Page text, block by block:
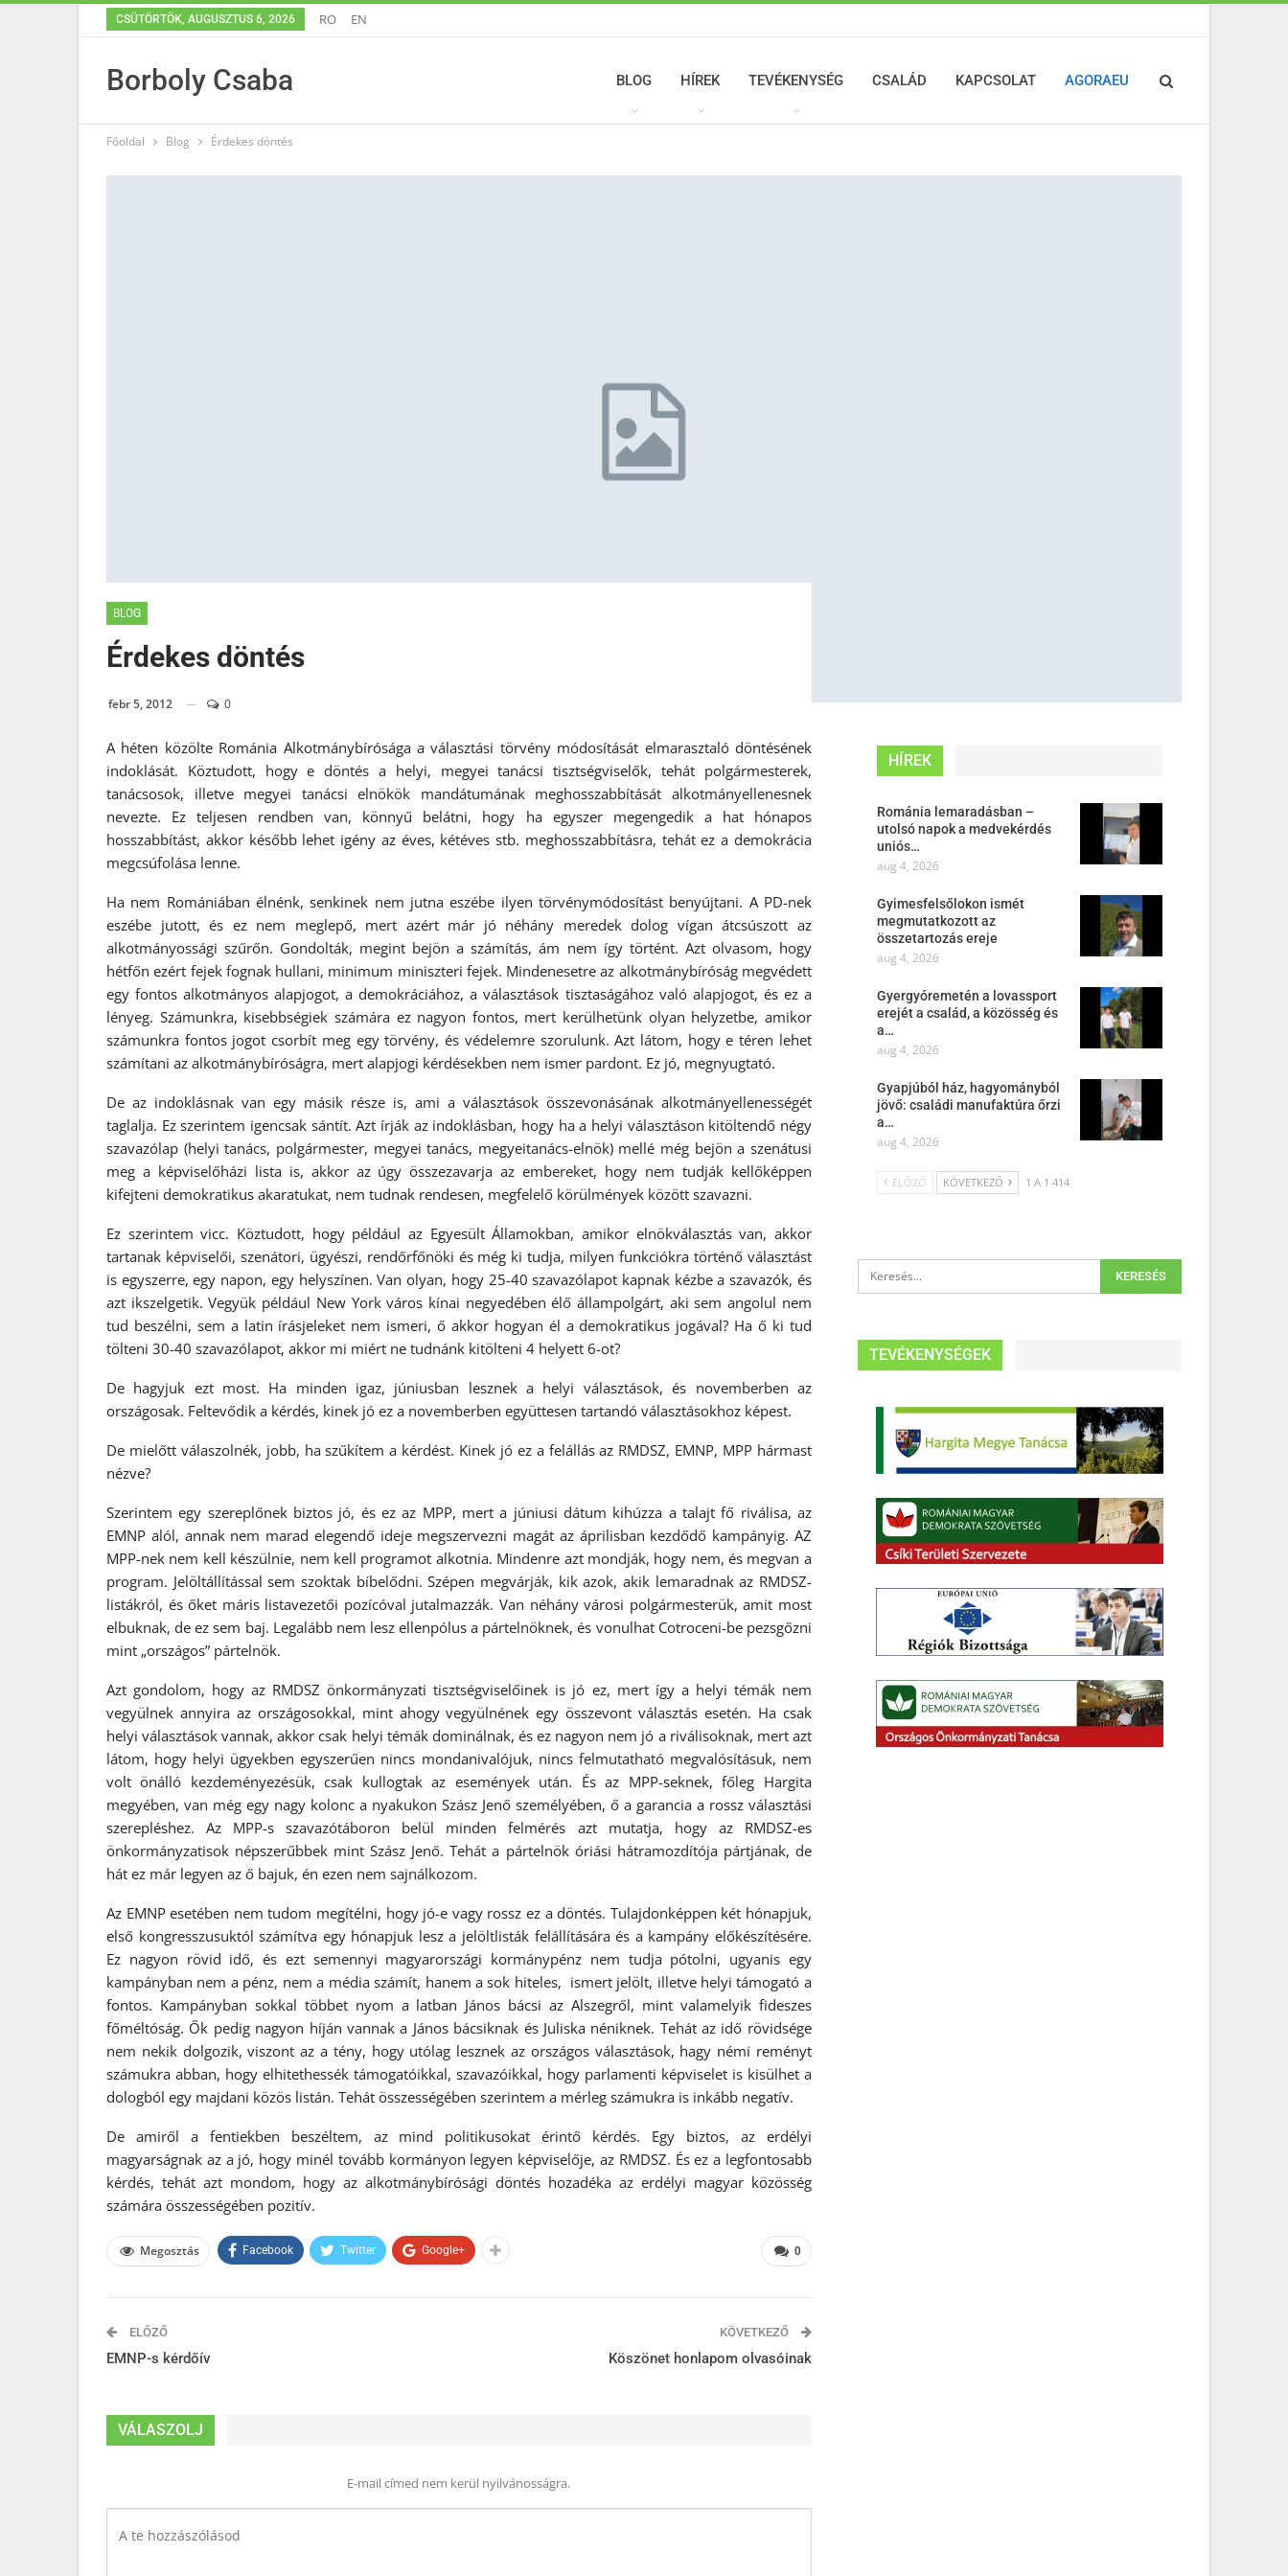
CSÜTÖRTÖK, AUGUSZTUS 6, 2026 RO EN
Borboly Csaba BLOG HÍREK TEVÉKENYSÉG CSALÁD KAPCSOLAT AGORAEU
Főoldal Blog Érdekes döntés
BLOG
Érdekes döntés
febr 5, 2012 0
A héten közölte Románia Alkotmánybírósága a választási törvény módosítását elmarasztaló döntésének
indoklását. Köztudott, hogy e döntés a helyi, megyei tanácsi tisztségviselők, tehát polgármesterek,
tanácsosok, illetve megyei tanácsi elnökök mandátumának meghosszabbítását alkotmányellenesnek
nevezte. Ez teljesen rendben van, könnyű belátni, hogy ha egyszer megengedik a hat hónapos
hosszabbítást, akkor később lehet igény az éves, kétéves stb. meghosszabbításra, tehát ez a demokrácia
megcsúfolása lenne.
Ha nem Romániában élnénk, senkinek nem jutna eszébe ilyen törvénymódosítást benyújtani. A PD-nek
eszébe jutott, és ez nem meglepő, mert azért már jó néhány meredek dolog vígan átcsúszott az
alkotmányossági szűrőn. Gondolták, megint bejön a számítás, ám nem így történt. Azt olvasom, hogy
hétfőn ezért fejek fognak hullani, minimum miniszteri fejek. Mindenesetre az alkotmánybíróság megvédett
egy fontos alkotmányos alapjogot, a demokráciához, a választások tisztaságához való alapjogot, és ez a
lényeg. Számunkra, kisebbségiek számára ez nagyon fontos, mert kerülhetünk olyan helyzetbe, amikor
számunkra fontos jogot csorbít meg egy törvény, és védelemre szorulunk. Azt látom, hogy e téren lehet
számítani az alkotmánybíróságra, mert alapjogi kérdésekben nem ismer pardont. Ez jó, megnyugtató.
De az indoklásnak van egy másik része is, ami a választások összevonásának alkotmányellenességét
taglalja. Ez szerintem igencsak sántít. Azt írják az indoklásban, hogy ha a helyi választáson kitöltendő négy
szavazólap (helyi tanács, polgármester, megyei tanács, megyeitanács-elnök) mellé még bejön a szenátusi
meg a képviselőházi lista is, akkor az úgy összezavarja az embereket, hogy nem tudják kellőképpen
kifejteni demokratikus akaratukat, nem tudnak rendesen, megfelelő körülmények között szavazni.
Ez szerintem vicc. Köztudott, hogy például az Egyesült Államokban, amikor elnökválasztás van, akkor
tartanak képviselői, szenátori, ügyészi, rendőrfőnöki és még ki tudja, milyen funkciókra történő választást
is egyszerre, egy napon, egy helyszínen. Van olyan, hogy 25-40 szavazólapot kapnak kézbe a szavazók, és
azt ikszelgetik. Vegyük például New York város kínai negyedében élő állampolgárt, aki sem angolul nem
tud beszélni, sem a latin írásjeleket nem ismeri, ő akkor hogyan él a demokratikus jogával? Ha ő ki tud
tölteni 30-40 szavazólapot, akkor mi miért ne tudnánk kitölteni 4 helyett 6-ot?
De hagyjuk ezt most. Ha minden igaz, júniusban lesznek a helyi választások, és novemberben az
országosak. Feltevődik a kérdés, kinek jó ez a novemberben együttesen tartandó választásokhoz képest.
De mielőtt válaszolnék, jobb, ha szűkítem a kérdést. Kinek jó ez a felállás az RMDSZ, EMNP, MPP hármast
nézve?
Szerintem egy szereplőnek biztos jó, és ez az MPP, mert a júniusi dátum kihúzza a talajt fő riválisa, az
EMNP alól, annak nem marad elegendő ideje megszervezni magát az áprilisban kezdődő kampányig. AZ
MPP-nek nem kell készülnie, nem kell programot alkotnia. Mindenre azt mondják, hogy nem, és megvan a
program. Jelöltállítással sem szoktak bíbelődni. Szépen megvárják, kik azok, akik lemaradnak az RMDSZ-
listákról, és őket máris listavezetői pozícóval jutalmazzák. Van néhány városi polgármesterük, amit most
elbuknak, de ez sem baj. Legalább nem lesz ellenpólus a pártelnöknek, és vonulhat Cotroceni-be pezsgőzni
mint „országos” pártelnök.
Azt gondolom, hogy az RMDSZ önkormányzati tisztségviselőinek is jó ez, mert így a helyi témák nem
vegyülnek annyira az országosokkal, mint ahogy vegyülnének egy összevont választás esetén. Ha csak
helyi választások vannak, akkor csak helyi témák dominálnak, és ez nagyon nem jó a riválisoknak, mert azt
látom, hogy helyi ügyekben egyszerűen nincs mondanivalójuk, nincs felmutatható megvalósításuk, nem
volt önálló kezdeményezésük, csak kullogtak az események után. És az MPP-seknek, főleg Hargita
megyében, van még egy nagy kolonc a nyakukon Szász Jenő személyében, ő a garancia a rossz választási
szerepléshez. Az MPP-s szavazótáboron belül minden felmérés azt mutatja, hogy az RMDSZ-es
önkormányzatisok népszerűbbek mint Szász Jenő. Tehát a pártelnök óriási hátramozdítója pártjának, de
hát ez már legyen az ő bajuk, én ezen nem sajnálkozom.
Az EMNP esetében nem tudom megítélni, hogy jó-e vagy rossz ez a döntés. Tulajdonképpen két hónapjuk,
első kongresszusuktól számítva egy hónapjuk lesz a jelöltlisták felállítására és a kampány előkészítésére.
Ez nagyon rövid idő, és ezt semennyi magyarországi kormánypénz nem tudja pótolni, ugyanis egy
kampányban nem a pénz, nem a média számít, hanem a sok hiteles, ismert jelölt, illetve helyi támogató a
fontos. Kampányban sokkal többet nyom a latban János bácsi az Alszegről, mint valamelyik fideszes
főméltóság. Ők pedig nagyon híján vannak a János bácsiknak és Juliska néniknek. Tehát az idő rövidsége
nem nekik dolgozik, viszont az a tény, hogy utólag lesznek az országos választások, hagy némi reményt
számukra abban, hogy elhitethessék támogatóikkal, szavazóikkal, hogy parlamenti képviselet is kisülhet a
dologból egy majdani közös listán. Tehát összességében szerintem a mérleg számukra is inkább negatív.
De amiről a fentiekben beszéltem, az mind politikusokat érintő kérdés. Egy biztos, az erdélyi
magyarságnak az a jó, hogy minél tovább kormányon legyen képviselője, az RMDSZ. És ez a legfontosabb
kérdés, tehát azt mondom, hogy az alkotmánybírósági döntés hozadéka az erdélyi magyar közösség
számára összességében pozitív.
0
Megosztás Facebook Twitter Google+
ELŐZŐ
EMNP-s kérdőív
KÖVETKEZŐ
Köszönet honlapom olvasóinak
VÁLASZOLJ
E-mail címed nem kerül nyilvánosságra.
HÍREK
Románia lemaradásban –
utolsó napok a medvekérdés
uniós…
aug 4, 2026
Gyimesfelsőlokon ismét
megmutatkozott az
összetartozás ereje
aug 4, 2026
Gyergyóremetén a lovassport
erejét a család, a közösség és
a…
aug 4, 2026
Gyapjúból ház, hagyományból
jövő: családi manufaktúra őrzi
a…
aug 4, 2026
ELŐZŐ KÖVETKEZŐ 1 A 1 414
TEVÉKENYSÉGEK